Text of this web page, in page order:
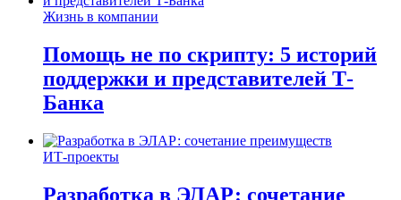
Жизнь в компании
Помощь не по скрипту: 5 историй
поддержки и представителей Т-
Банка
ИТ-проекты
Разработка в ЭЛАР: сочетание